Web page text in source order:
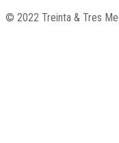
© 2022 Treinta & Tres